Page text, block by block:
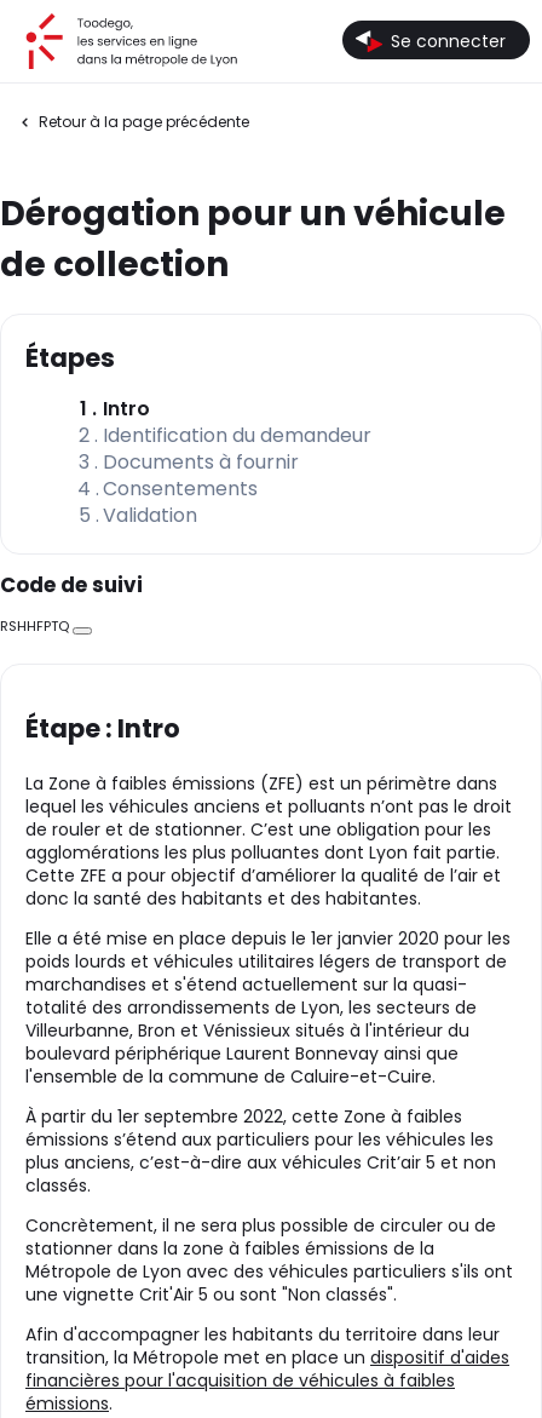
Se connecter
Retour à la page précédente
Dérogation pour un véhicule
de collection
Code de suivi
RSHHFPTQ
Copier
Étapes
1 Intro
2 Identification du demandeur
3 Documents à fournir
4 Consentements
5 Validation
Étape : Intro
La Zone à faibles émissions (ZFE) est un périmètre dans
lequel les véhicules anciens et polluants n’ont pas le droit
de rouler et de stationner. C’est une obligation pour les
agglomérations les plus polluantes dont Lyon fait partie.
Cette ZFE a pour objectif d’améliorer la qualité de l’air et
donc la santé des habitants et des habitantes.
Elle a été mise en place depuis le 1er janvier 2020 pour les
poids lourds et véhicules utilitaires légers de transport de
marchandises et s'étend actuellement sur la quasi-
totalité des arrondissements de Lyon, les secteurs de
Villeurbanne, Bron et Vénissieux situés à l'intérieur du
boulevard périphérique Laurent Bonnevay ainsi que
l'ensemble de la commune de Caluire-et-Cuire.
À partir du 1er septembre 2022, cette Zone à faibles
émissions s’étend aux particuliers pour les véhicules les
plus anciens, c’est-à-dire aux véhicules Crit’air 5 et non
classés.
Concrètement, il ne sera plus possible de circuler ou de
stationner dans la zone à faibles émissions de la
Métropole de Lyon avec des véhicules particuliers s'ils ont
une vignette Crit'Air 5 ou sont "Non classés".
Afin d'accompagner les habitants du territoire dans leur
transition, la Métropole met en place un dispositif d'aides
financières pour l'acquisition de véhicules à faibles
émissions.